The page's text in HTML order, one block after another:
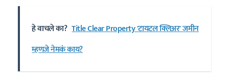
हे वाचले का? Title Clear Property 'टायटल क्लिअर' जमीन
म्हणजे नेमकं काय?